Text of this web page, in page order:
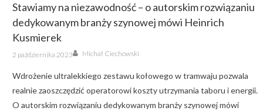
Stawiamy na niezawodność – o autorskim rozwiązaniu
dedykowanym branży szynowej mówi Heinrich
Kusmierek
Posted
on
2 października 2023 Author
Michał Ciechowski
Wdrożenie ultralekkiego zestawu kołowego w tramwaju pozwala
realnie zaoszczędzić operatorowi koszty utrzymania taboru i energii.
O autorskim rozwiązaniu dedykowanym branży szynowej mówi